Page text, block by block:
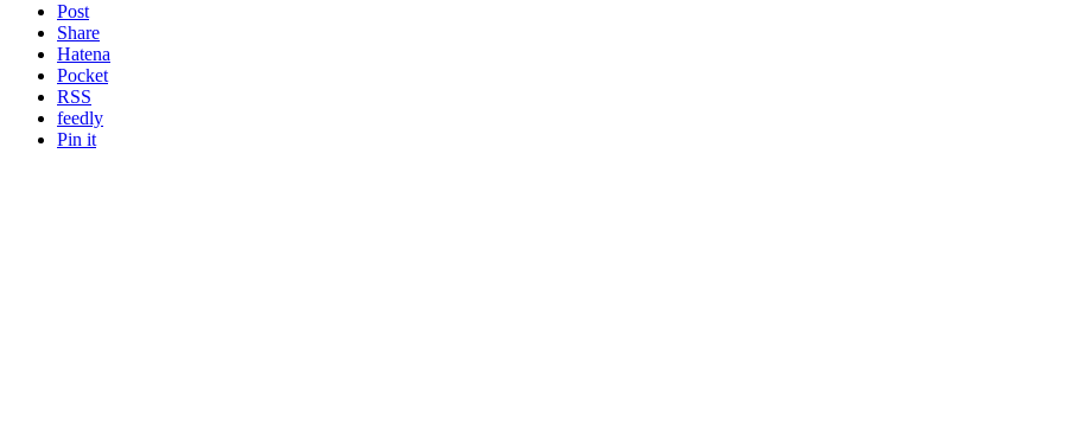
Post
Share
Hatena
Pocket
RSS
feedly
Pin it